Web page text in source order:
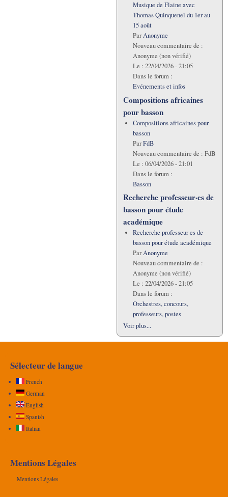
Musique de Flaine avec
Thomas Quinquenel du 1er au
15 août
ParAnonyme
Nouveau commentaire de :
Anonyme (non vérifié)
Le : 22/04/2026 - 21:05
Dans le forum :
Evénements et infos
Compositions africaines
pour basson
Compositions africaines pour
basson
ParFdB
Nouveau commentaire de : FdB
Le : 06/04/2026 - 21:01
Dans le forum :
Basson
Recherche professeur·es de
basson pour étude
académique
Recherche professeur·es de
basson pour étude académique
ParAnonyme
Nouveau commentaire de :
Anonyme (non vérifié)
Le : 22/04/2026 - 21:05
Dans le forum :
Orchestres, concours,
professeurs, postes
Voir plus...
Sélecteur de langue
French
German
English
Spanish
Italian
Mentions Légales
Mentions Légales